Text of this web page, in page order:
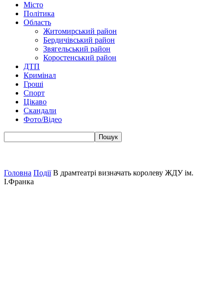
Місто
Політика
Область
Житомирський район
Бердичівський район
Звягельський район
Коростенський район
ДТП
Кримінал
Гроші
Спорт
Цікаво
Скандали
Фото/Відео
Головна Події В драмтеатрі визначать королеву ЖДУ ім.
І.Франка